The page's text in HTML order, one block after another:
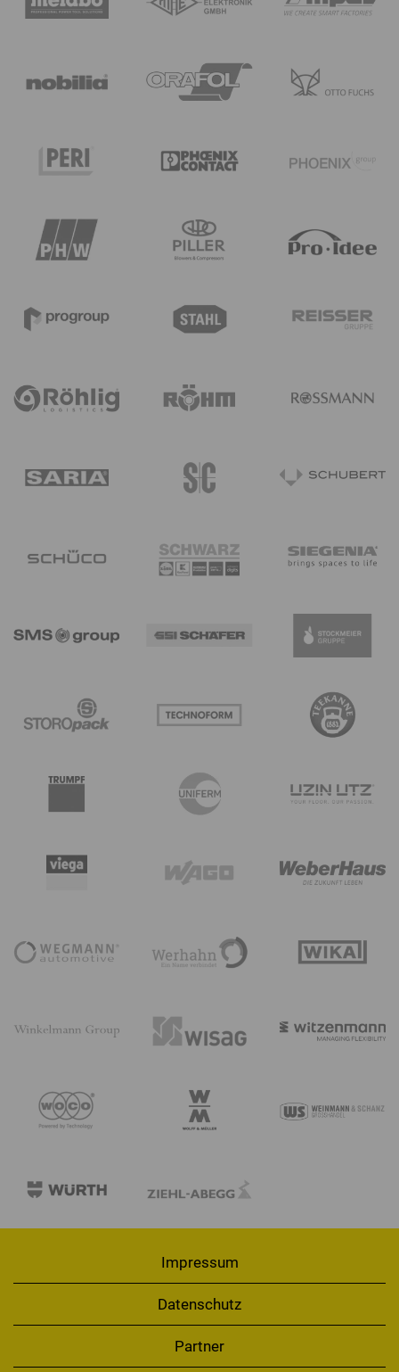
Impressum
Datenschutz
Partner